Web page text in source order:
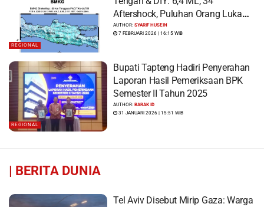
REGIONAL
Aftershock, Puluhan Orang Luka
dan Ratusan Bangunan Rusak
AUTHOR:SYARIF HUSEIN
7 FEBRUARI 2026 | 16:15 WIB
REGIONAL
Bupati Tapteng Hadiri Penyerahan
Laporan Hasil Pemeriksaan BPK
Semester II Tahun 2025
AUTHOR:BARAK ID
31 JANUARI 2026 | 15:51 WIB
| BERITA DUNIA
Tel Aviv Disebut Mirip Gaza: Warga